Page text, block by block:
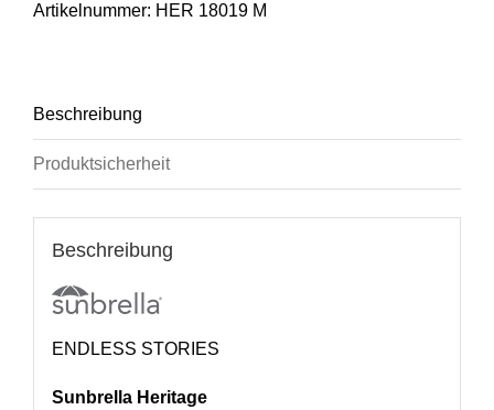
Artikelnummer: HER 18019 M
Beschreibung
Produktsicherheit
Beschreibung
ENDLESS STORIES
Sunbrella Heritage